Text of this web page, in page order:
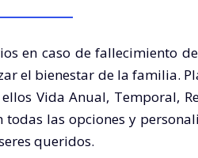
en caso de fallecimiento
el bienestar de la familia.
Vida Anual, Temporal,
todas las opciones y
queridos.